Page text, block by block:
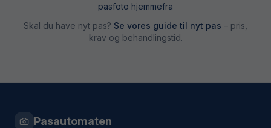
pasfoto hjemmefra
Skal du have nyt pas? Se vores guide til nyt pas – pris,
krav og behandlingstid.
Pasautomaten